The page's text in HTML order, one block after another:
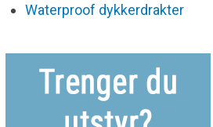
Waterproof dykkerdrakter